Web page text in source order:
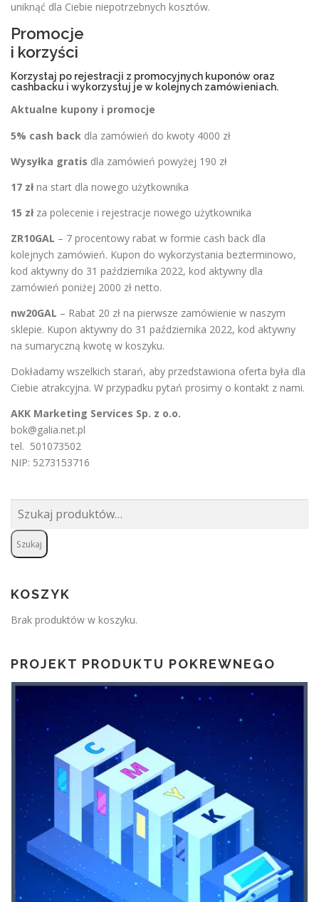
uniknąć dla Ciebie niepotrzebnych kosztów.
Promocje
i korzyści
Korzystaj po rejestracji z promocyjnych kuponów oraz
cashbacku i wykorzystuj je w kolejnych zamówieniach.
Aktualne kupony i promocje
5% cash back dla zamówień do kwoty 4000 zł
Wysyłka gratis dla zamówień powyżej 190 zł
17 złna start dla nowego użytkownika
15 złza polecenie i rejestracje nowego użytkownika
ZR10GAL – 7 procentowy rabat w formie cash back dla
kolejnych zamówień. Kupon do wykorzystania bezterminowo,
kod aktywny do 31 października 2022, kod aktywny dla
zamówień poniżej 2000 zł netto.
nw20GAL – Rabat 20 zł na pierwsze zamówienie w naszym
sklepie. Kupon aktywny do 31 października 2022, kod aktywny
na sumaryczną kwotę w koszyku.
Dokładamy wszelkich starań, aby przedstawiona oferta była dla
Ciebie atrakcyjna. W przypadku pytań prosimy o kontakt z nami.
AKK Marketing Services Sp. z o.o.
bok@galia.net.pl
tel. 501073502
NIP: 5273153716
Szukaj:
Szukaj
KOSZYK
Brak produktów w koszyku.
PROJEKT PRODUKTU POKREWNEGO